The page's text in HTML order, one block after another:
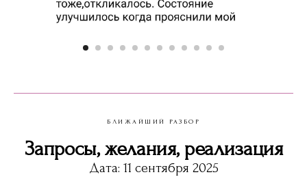
БЛИЖАЙШИЙ РАЗБОР
Запросы, желания, реализация
Дата: 11 сентября 2025